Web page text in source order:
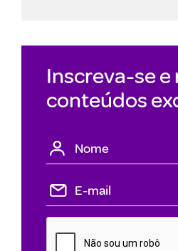
Inscreva-se e
conteúdos